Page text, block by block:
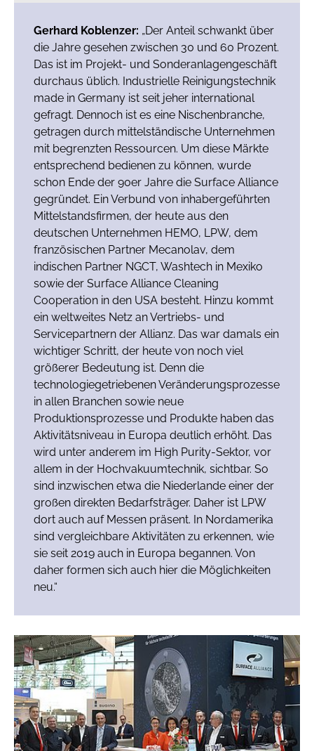
Gerhard Koblenzer: „Der Anteil schwankt über
die Jahre gesehen zwischen 30 und 60 Prozent.
Das ist im Projekt- und Sonderanlagengeschäft
durchaus üblich. Industrielle Reinigungstechnik
made in Germany ist seit jeher international
gefragt. Dennoch ist es eine Nischenbranche,
getragen durch mittelständische Unternehmen
mit begrenzten Ressourcen. Um diese Märkte
entsprechend bedienen zu können, wurde
schon Ende der 90er Jahre die Surface Alliance
gegründet. Ein Verbund von inhabergeführten
Mittelstandsfirmen, der heute aus den
deutschen Unternehmen HEMO, LPW, dem
französischen Partner Mecanolav, dem
indischen Partner NGCT, Washtech in Mexiko
sowie der Surface Alliance Cleaning
Cooperation in den USA besteht. Hinzu kommt
ein weltweites Netz an Vertriebs- und
Servicepartnern der Allianz. Das war damals ein
wichtiger Schritt, der heute von noch viel
größerer Bedeutung ist. Denn die
technologiegetriebenen Veränderungsprozesse
in allen Branchen sowie neue
Produktionsprozesse und Produkte haben das
Aktivitätsniveau in Europa deutlich erhöht. Das
wird unter anderem im High Purity-Sektor, vor
allem in der Hochvakuumtechnik, sichtbar. So
sind inzwischen etwa die Niederlande einer der
großen direkten Bedarfsträger. Daher ist LPW
dort auch auf Messen präsent. In Nordamerika
sind vergleichbare Aktivitäten zu erkennen, wie
sie seit 2019 auch in Europa begannen. Von
daher formen sich auch hier die Möglichkeiten
neu.“